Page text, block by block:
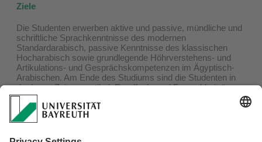
Ziele
Die Studenten erwerben aktive und passive, mündliche und
schriftliche Sprachkenntnisse des modernen
Standardarabisch, passive Kenntnisse des klassischen
Hocharabisch sowie grundlegende Höhrverstehens- und
Artikulations- und Gesprächskompetenzen im Ägyptisch-
Arabischen. Am Ende des Studiums sind die Studenten in
der Lage, Zeitungsartikel, Rundfunk- und Fernsehbeiträge
ohne große Mühe zu verstehen, anspruchsvolle
Unterhaltungen in der Hochsprache (einfachere im Dialekt)
zu führen und Briefe und kürzere Gebrauchstexte zu